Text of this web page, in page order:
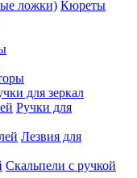
Кюреты
для зеркал
Ручки для
Лезвия для
Скальпели с ручкой